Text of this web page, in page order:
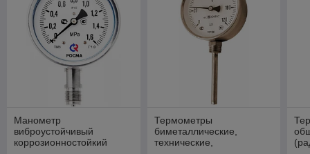
Манометр
виброустойчивый
коррозионностойкий
Термометры
биметаллические,
технические,